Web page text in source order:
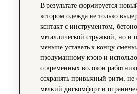
В результате формируется
котором одежда не только
контакт с инструментом,
металлической стружкой, но и
меньше уставать к концу
продуманному крою и
современных волокон
сохранять привычный ритм, не
мелкий дискомфорт и